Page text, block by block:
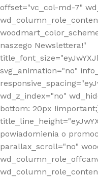
offset="vc_col-md-7"
naszego Newslettera!"
svg_animation="no"
wd_z_index="no"
bottom: 20px
powiadomienia o
parallax_scroll="no"